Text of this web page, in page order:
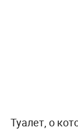
Туалет, о